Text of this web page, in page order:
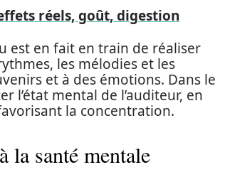
réels, goût, digestion
est en fait en train de réaliser
les mélodies et les
et à des émotions. Dans le
l’état mental de l’auditeur, en
la concentration.
la santé mentale